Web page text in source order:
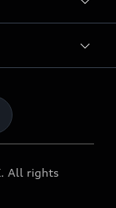
All rights